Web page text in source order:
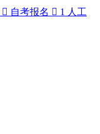
 自考报名  1 人工